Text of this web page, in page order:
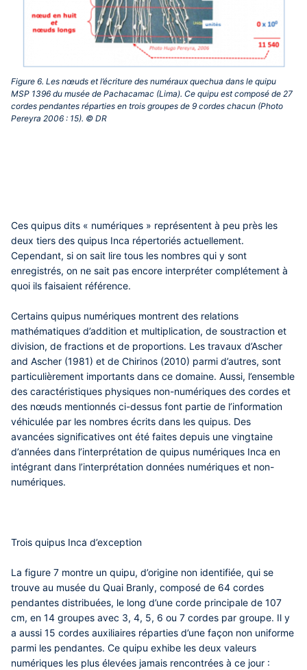
Figure 6. Les nœuds et l’écriture des numéraux quechua dans le quipu
MSP 1396 du musée de Pachacamac (Lima). Ce quipu est composé de 27
cordes pendantes réparties en trois groupes de 9 cordes chacun (Photo
Pereyra 2006 : 15). © DR‎
Ces quipus dits « numériques » représentent à peu près les
deux tiers des quipus Inca répertoriés actuellement.
Cependant, si on sait lire tous les nombres qui y sont
enregistrés, on ne sait pas encore interpréter complétement à
quoi ils faisaient référence.
Certains quipus numériques montrent des relations
mathématiques d’addition et multiplication, de soustraction et
division, de fractions et de proportions. Les travaux d’Ascher
and Ascher (1981) et de Chirinos (2010) parmi d’autres, sont
particulièrement importants dans ce domaine. Aussi, l’ensemble
des caractéristiques physiques non-numériques des cordes et
des nœuds mentionnés ci-dessus font partie de l’information
véhiculée par les nombres écrits dans les quipus. Des
avancées significatives ont été faites depuis une vingtaine
d’années dans l’interprétation de quipus numériques Inca en
intégrant dans l’interprétation données numériques et non-
numériques.
Trois quipus Inca d’exception
La figure 7 montre un quipu, d’origine non identifiée, qui se
trouve au musée du Quai Branly, composé de 64 cordes
pendantes distribuées, le long d’une corde principale de 107
cm, en 14 groupes avec 3, 4, 5, 6 ou 7 cordes par groupe. Il y
a aussi 15 cordes auxiliaires réparties d’une façon non uniforme
parmi les pendantes. Ce quipu exhibe les deux valeurs
numériques les plus élevées jamais rencontrées à ce jour :